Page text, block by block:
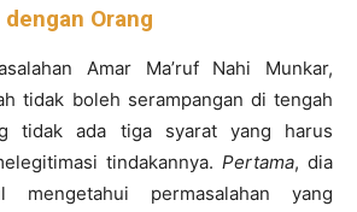
Orang
Amar Ma’ruf Nahi Munkar,
tidak boleh serampangan di tengah
tidak ada tiga syarat yang harus
tindakannya. Pertama, dia
mengetahui permasalahan yang